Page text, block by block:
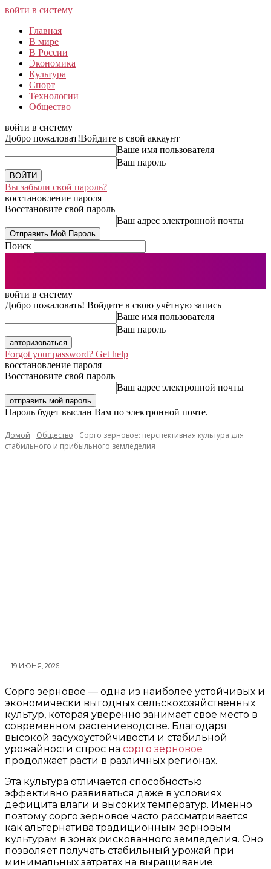
войти в систему
Главная
В мире
В России
Экономика
Культура
Спорт
Технологии
Общество
войти в систему
Добро пожаловат!Войдите в свой аккаунт
Ваше имя пользователя
Ваш пароль
Вы забыли свой пароль?
восстановление пароля
Восстановите свой пароль
Ваш адрес электронной почты
Поиск
войти в систему
Добро пожаловать! Войдите в свою учётную запись
Ваше имя пользователя
Ваш пароль
Forgot your password? Get help
восстановление пароля
Восстановите свой пароль
Ваш адрес электронной почты
Пароль будет выслан Вам по электронной почте.
Домой Общество
Сорго зерновое: перспективная культура для
стабильного и прибыльного земледелия
19 ИЮНЯ, 2026
Сорго зерновое — одна из наиболее устойчивых и
экономически выгодных сельскохозяйственных
культур, которая уверенно занимает своё место в
современном растениеводстве. Благодаря
высокой засухоустойчивости и стабильной
урожайности спрос на сорго зерновое
продолжает расти в различных регионах.
Эта культура отличается способностью
эффективно развиваться даже в условиях
дефицита влаги и высоких температур. Именно
поэтому сорго зерновое часто рассматривается
как альтернатива традиционным зерновым
культурам в зонах рискованного земледелия. Оно
позволяет получать стабильный урожай при
минимальных затратах на выращивание.